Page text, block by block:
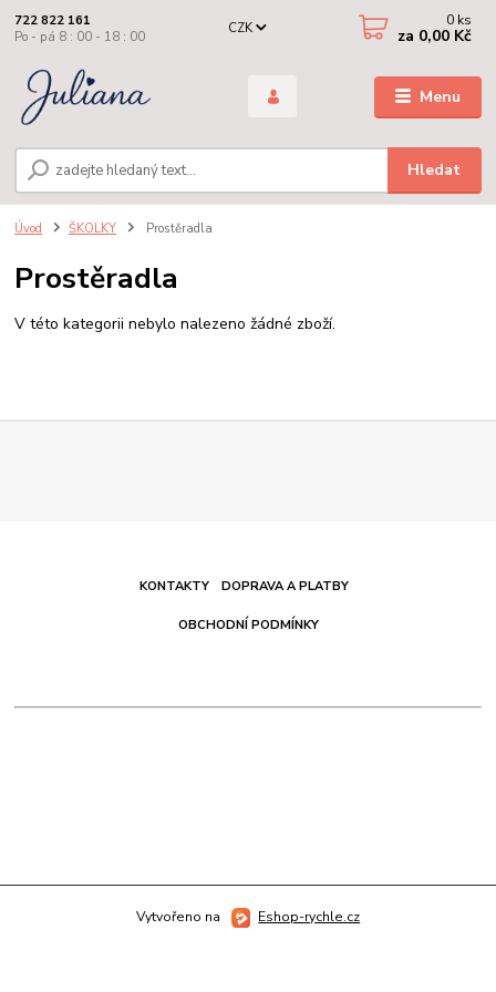
Menu
CZK
Hledat
722 822 161
Po - pá 8 : 00 - 18 : 00
0 ks
za 0,00 Kč
Úvod ŠKOLKY Prostěradla
Prostěradla
V této kategorii nebylo nalezeno žádné zboží.
KONTAKTY DOPRAVA A PLATBY
OBCHODNÍ PODMÍNKY
Vytvořeno na Eshop-rychle.cz